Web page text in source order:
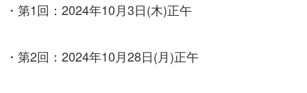
・第1回：2024年10月3日(木)正午
・第2回：2024年10月28日(月)正午